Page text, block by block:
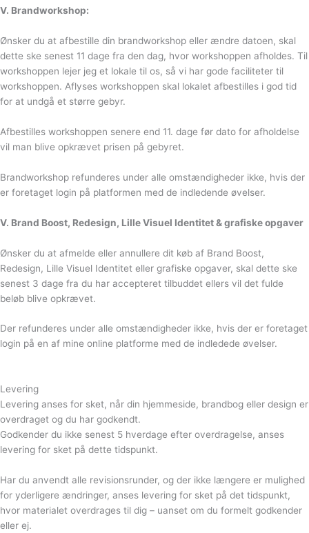
V. Brandworkshop:
Ønsker du at afbestille din brandworkshop eller ændre datoen, skal
dette ske senest 11 dage fra den dag, hvor workshoppen afholdes. Til
workshoppen lejer jeg et lokale til os, så vi har gode faciliteter til
workshoppen. Aflyses workshoppen skal lokalet afbestilles i god tid
for at undgå et større gebyr.
Afbestilles workshoppen senere end 11. dage før dato for afholdelse
vil man blive opkrævet prisen på gebyret.
Brandworkshop refunderes under alle omstændigheder ikke, hvis der
er foretaget login på platformen med de indledende øvelser.
V. Brand Boost, Redesign, Lille Visuel Identitet & grafiske opgaver
Ønsker du at afmelde eller annullere dit køb af Brand Boost,
Redesign, Lille Visuel Identitet eller grafiske opgaver, skal dette ske
senest 3 dage fra du har accepteret tilbuddet ellers vil det fulde
beløb blive opkrævet.
Der refunderes under alle omstændigheder ikke, hvis der er foretaget
login på en af mine online platforme med de indledede øvelser.
Levering
Levering anses for sket, når din hjemmeside, brandbog eller design er
overdraget og du har godkendt.
Godkender du ikke senest 5 hverdage efter overdragelse, anses
levering for sket på dette tidspunkt.
Har du anvendt alle revisionsrunder, og der ikke længere er mulighed
for yderligere ændringer, anses levering for sket på det tidspunkt,
hvor materialet overdrages til dig – uanset om du formelt godkender
eller ej.